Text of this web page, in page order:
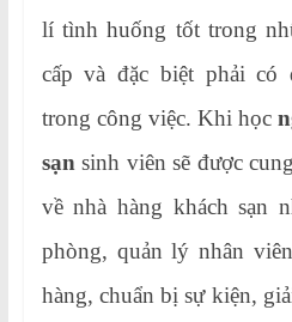
lí tình huống tốt trong
cấp và đặc biệt phải có
trong công việc. Khi học
sạnsinh viên sẽ được
về nhà hàng khách sạn
phòng, quản lý nhân
hàng, chuẩn bị sự kiện,